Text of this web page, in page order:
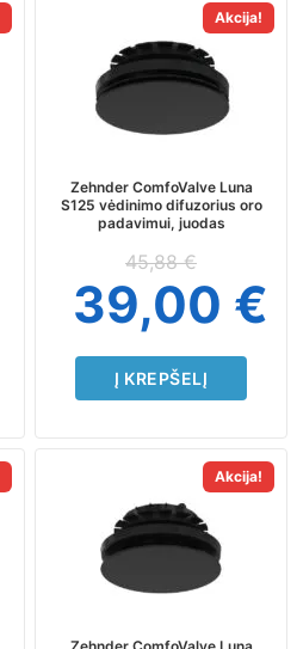
Akcija!
Zehnder ComfoValve Luna
S125 vėdinimo difuzorius oro
padavimui, juodas
45,88€
39,00 €
Į KREPŠELĮ
Akcija!